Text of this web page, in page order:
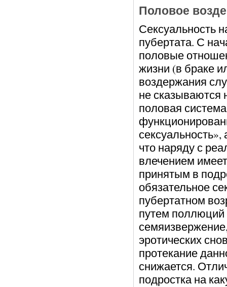
Половое
Сексуальность
пубертата. С
половые
жизни (в браке
воздержания
не сказываются
половая
что наряду с
влечением
принятым в
обязательное
пубертатном
путем поллюций
эротических
протекание
снижается.
подростка на